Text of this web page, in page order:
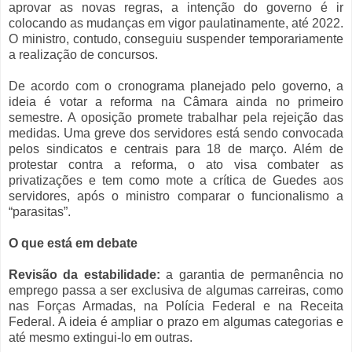
aprovar as novas regras, a intenção do governo é ir
colocando as mudanças em vigor paulatinamente, até 2022.
O ministro, contudo, conseguiu suspender temporariamente
a realização de concursos.
De acordo com o cronograma planejado pelo governo, a
ideia é votar a reforma na Câmara ainda no primeiro
semestre. A oposição promete trabalhar pela rejeição das
medidas. Uma greve dos servidores está sendo convocada
pelos sindicatos e centrais para 18 de março. Além de
protestar contra a reforma, o ato visa combater as
privatizações e tem como mote a crítica de Guedes aos
servidores, após o ministro comparar o funcionalismo a
“parasitas”.
O que está em debate
Revisão da estabilidade: a garantia de permanência no
emprego passa a ser exclusiva de algumas carreiras, como
nas Forças Armadas, na Polícia Federal e na Receita
Federal. A ideia é ampliar o prazo em algumas categorias e
até mesmo extingui-lo em outras.